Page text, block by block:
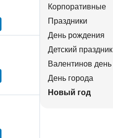
Корпоративные
Праздники
День рождения
Детский праздник
Валентинов день
День города
Новый год